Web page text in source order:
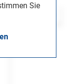
Sie